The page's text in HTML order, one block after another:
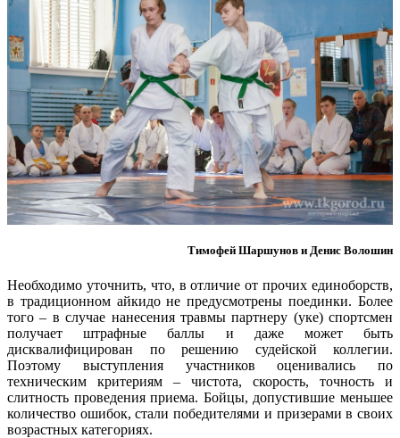
Тимофей Шаршунов и Денис Волошин
Необходимо уточнить, что, в отличие от прочих единоборств,
в традиционном айкидо не предусмотрены поединки. Более
того – в случае нанесения травмы партнеру (уке) спортсмен
получает штрафные баллы и даже может быть
дисквалифицирован по решению судейской коллегии.
Поэтому выступления участников оценивались по
техническим критериям – чистота, скорость, точность и
слитность проведения приема. Бойцы, допустившие меньшее
количество ошибок, стали победителями и призерами в своих
возрастных категориях.